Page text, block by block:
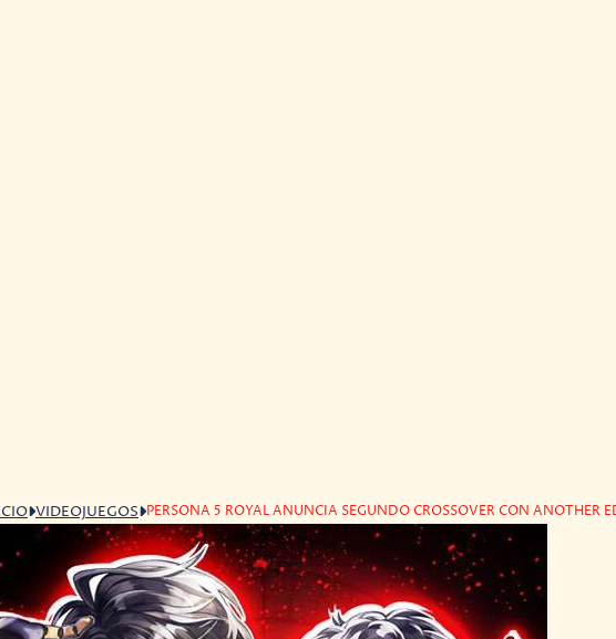
VIDEOJUEGOS PERSONA 5 ROYAL ANUNCIA SEGUNDO CROSSOVER CON ANOTHER